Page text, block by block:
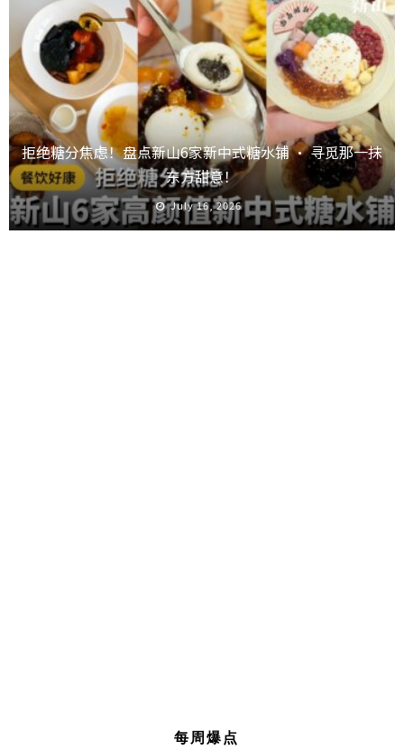
拒绝糖分焦虑！盘点新山6家新中式糖水铺 · 寻觅那一抹
东方甜意！
July 16, 2026
每周爆点